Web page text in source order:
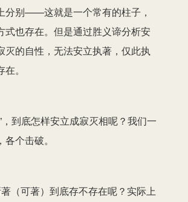
分别——这就是一个常有的柱子，
式也存在。但是通过胜义谛分析安
灭的自性，无法安立执著，仅此执
。
，到底怎样安立成寂灭相呢？我们一
个击破。
（可著）到底存不存在呢？实际上